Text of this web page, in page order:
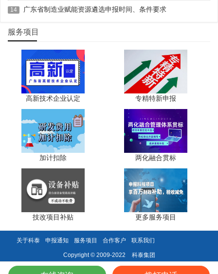
新技术产品“市场引领力”核心维度。标准不仅是技术规范的
文本，更是产品参数合法性、行业认可度与规模化应用能力
• 专家评审焦点：
1. 主导角色验证：区分“参与单位”与“主要起草单位”。评
审仅对排名前3或承担核心章节起草的企业给予高分。
2. 标准与产品映射：标准内容是否直接对应申报产品的
技术指标、检测方法、安全规范或接口协议?“挂名型”标准将
无效计分。
3. 实施落地成效：优先支持已发布实施、被产业链上下
游采纳、或转化为团体/企业标准并产生规模效应的技术成
• 企业应对策略：
1. 在申报书中专项绘制“标准条款—产品参数—检测报
告”对照表，附具标准发布公告、起草贡献证明及企业执行声
明。
14 广东省制造业赋能资源遴选申报时间、条件要求
服务项目
高新技术企业认定 专精特新申报
加计扣除 两化融合贯标
技改项目补贴 更多服务项目
关于科泰 申报通知 服务项目 合作客户 联系我们
Copyright © 2009-2022 科泰集团